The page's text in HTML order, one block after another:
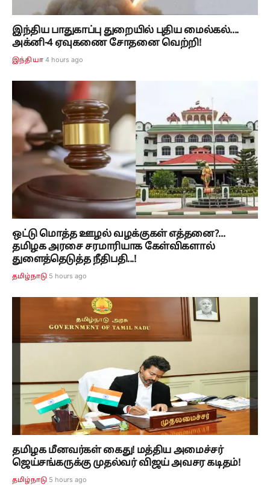
இந்திய பாதுகாப்பு துறையில் புதிய மைல்கல்....
அக்னி-4 ஏவுகணை சோதனை வெற்றி!
இந்தியா 4 hours ago
ஒட்டு மொத்த ஊழல் வழக்குகள் எத்தனை?...
தமிழக அரசை சரமாரியாக கேள்விகளால்
துளைத்தெடுத்த நீதிபதி...!
தமிழ்நாடு 5 hours ago
தமிழக மீனவர்கள் கைது! மத்திய அமைச்சர்
ஜெய்சங்கருக்கு முதல்வர் விஜய் அவசர கடிதம்!
தமிழ்நாடு 5 hours ago